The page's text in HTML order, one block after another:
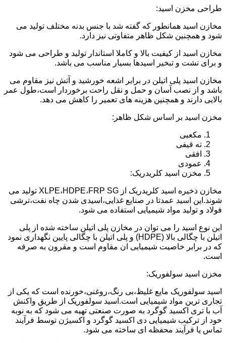
طراحی مخزن اسید:
مخازن اسید همانطور که گفته شد با جنس بدنه مختلف تولید می
شود و همچنین شکل ظاهر متفاوتی نیز دارد.
مخازن اسید از کیفیت بالا و کاملا استاندار تولید و طراحی می شود
و برای نشت و تبخیر اسیدها بسیار مناسب می باشد.
مخازن اسید پلی اتیلن در برابر اشعه خورشید و آتش نیز مقاوم می
باشد و از نصب آسان و حمل و نقل راحت برخوردار است،طول عمر
بالایی دارند و همچنین هزینه های تعمیر را کاهش می دهد.
مخزن اسید بر اساس شکل ظاهر:
مکعبی
ته قیفی
افقی
عمودی
مخزن اسید کلریدریک:
مخازن ذخیره اسید کلریدریک از XLPE،HDPE،FRP SG تولید می
شوند.این اسید عمدتا در صنایع غذایی،اسیدی شدن چاه نفت،ترشی
فولاد و تولید مواد شیمیایی استفاده می شود.
این نوع اسید را می توان در مخازن پلی اتیلن ساخته شده از پلی
اتیلن با چگالی بالا (HDPE) و پلی اتیلن با چگالی پایین نگهداری نمود
که در برابر خاصیت شیمیایی ان مقاوم است و مقرون به صرفه
است.
مخزن اسید سولفوریک:
اسید سولفوریک مایع غلیظ،بی رنگ،روغنی،خورنده است که یکی از
تجاری ترین مواد شیمیایی است.اسید سولفوریک از طریق واکنش
آب با تری اکسید گوگرد به صورت صنعتی تهیه می شود که به نوبه
خود از ترکیب شیمیایی دی اکسید گوگرد و اکسیژن توسط فرآیند
تماس یا فرآیند محفظه ای ساخته می شود.